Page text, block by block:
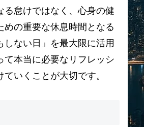
る怠けではなく、心身の健
めの重要な休息時間となる
しない日」を最大限に活用
て本当に必要なリフレッシ
ていくことが大切です。